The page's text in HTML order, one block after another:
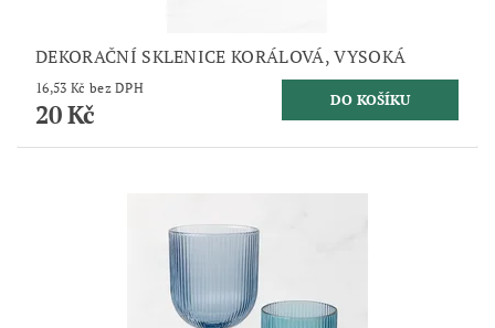
DEKORAČNÍ SKLENICE KORÁLOVÁ, VYSOKÁ
16,53 Kč bez DPH
20 Kč